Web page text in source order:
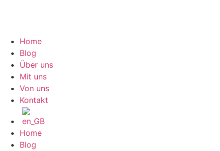
Home
Blog
Über uns
Mit uns
Von uns
Kontakt
Home
Blog